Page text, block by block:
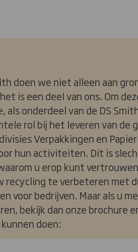
doen we niet alleen aan
is een deel van ons. Om
als onderdeel van de DS
rol bij het leveren van de
Verpakkingen en
hun activiteiten. Dit is
u erop kunt
recycling te verbeteren met
voor bedrijven. Maar als u
bekijk dan onze brochure
doen: